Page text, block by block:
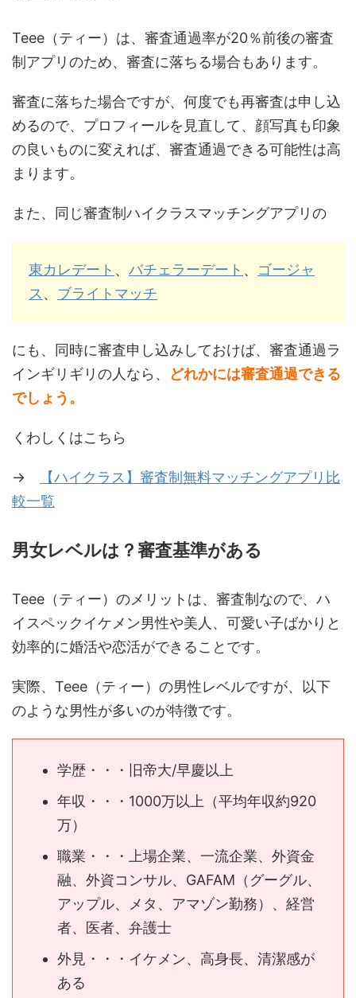
Teee（ティー）は、審査通過率が20％前後の審査
制アプリのため、審査に落ちる場合もあります。
審査に落ちた場合ですが、何度でも再審査は申し込
めるので、プロフィールを見直して、顔写真も印象
の良いものに変えれば、審査通過できる可能性は高
まります。
また、同じ審査制ハイクラスマッチングアプリの
東カレデート 、 バチェラーデート 、 ゴージャ
ス 、 ブライトマッチ
にも、同時に審査申し込みしておけば、審査通過ラ
インギリギリの人なら、 どれかには審査通過できる
でしょう。
くわしくはこちら
→
【ハイクラス】審査制無料マッチングアプリ比
較一覧
男女レベルは？審査基準がある
Teee（ティー）のメリットは、審査制なので、ハ
イスペックイケメン男性や美人、可愛い子ばかりと
効率的に婚活や恋活ができることです。
実際、Teee（ティー）の男性レベルですが、以下
のような男性が多いのが特徴です。
学歴・・・旧帝大/早慶以上
年収・・・1000万以上（平均年収約920
万）
職業・・・上場企業、一流企業、外資金
融、外資コンサル、GAFAM（グーグル、
アップル、メタ、アマゾン勤務）、経営
者、医者、弁護士
外見・・・イケメン、高身長、清潔感が
ある